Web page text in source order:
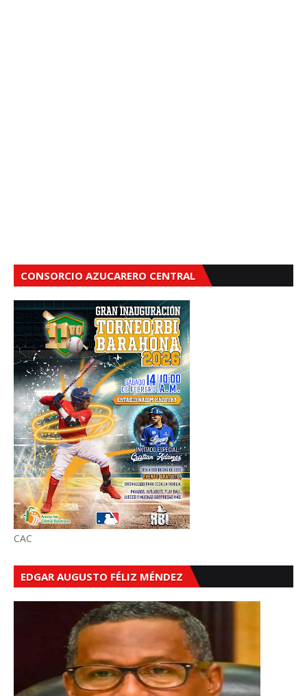
CONSORCIO AZUCARERO CENTRAL
CAC
EDGAR AUGUSTO FÉLIZ MÉNDEZ